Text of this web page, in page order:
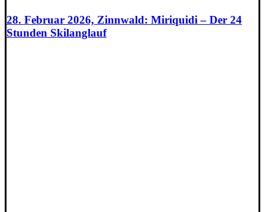
28. Februar 2026, Zinnwald: Miriquidi – Der 24
Stunden Skilanglauf